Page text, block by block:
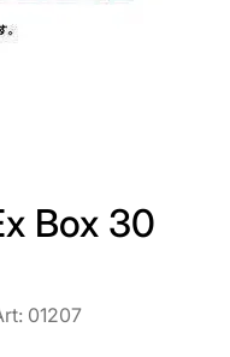
Box 30
01207